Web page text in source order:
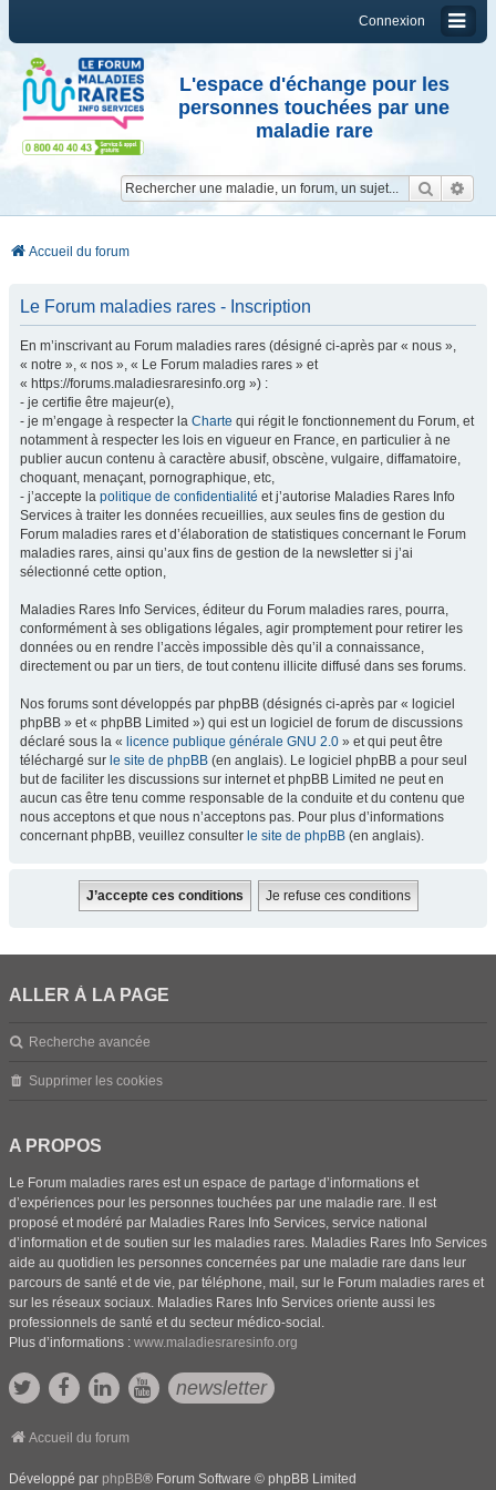
Connexion
L'espace d'échange pour les
personnes touchées par une
maladie rare
Accueil du forum
Le Forum maladies rares - Inscription
En m’inscrivant au Forum maladies rares (désigné ci-après par « nous »,
« notre », « nos », « Le Forum maladies rares » et
« https://forums.maladiesraresinfo.org ») :
- je certifie être majeur(e),
- je m’engage à respecter la Charte qui régit le fonctionnement du Forum, et
notamment à respecter les lois en vigueur en France, en particulier à ne
publier aucun contenu à caractère abusif, obscène, vulgaire, diffamatoire,
choquant, menaçant, pornographique, etc,
- j’accepte la politique de confidentialité et j’autorise Maladies Rares Info
Services à traiter les données recueillies, aux seules fins de gestion du
Forum maladies rares et d’élaboration de statistiques concernant le Forum
maladies rares, ainsi qu’aux fins de gestion de la newsletter si j’ai
sélectionné cette option,
Maladies Rares Info Services, éditeur du Forum maladies rares, pourra,
conformément à ses obligations légales, agir promptement pour retirer les
données ou en rendre l’accès impossible dès qu’il a connaissance,
directement ou par un tiers, de tout contenu illicite diffusé dans ses forums.
Nos forums sont développés par phpBB (désignés ci-après par « logiciel
phpBB » et « phpBB Limited ») qui est un logiciel de forum de discussions
déclaré sous la « licence publique générale GNU 2.0 » et qui peut être
téléchargé sur le site de phpBB (en anglais). Le logiciel phpBB a pour seul
but de faciliter les discussions sur internet et phpBB Limited ne peut en
aucun cas être tenu comme responsable de la conduite et du contenu que
nous acceptons et que nous n’acceptons pas. Pour plus d’informations
concernant phpBB, veuillez consulter le site de phpBB (en anglais).
ALLER À LA PAGE
Recherche avancée
Supprimer les cookies
A PROPOS
Le Forum maladies rares est un espace de partage d’informations et
d’expériences pour les personnes touchées par une maladie rare. Il est
proposé et modéré par Maladies Rares Info Services, service national
d’information et de soutien sur les maladies rares. Maladies Rares Info Services
aide au quotidien les personnes concernées par une maladie rare dans leur
parcours de santé et de vie, par téléphone, mail, sur le Forum maladies rares et
sur les réseaux sociaux. Maladies Rares Info Services oriente aussi les
professionnels de santé et du secteur médico-social.
Plus d’informations : www.maladiesraresinfo.org
newsletter
Accueil du forum
Développé par phpBB® Forum Software © phpBB Limited